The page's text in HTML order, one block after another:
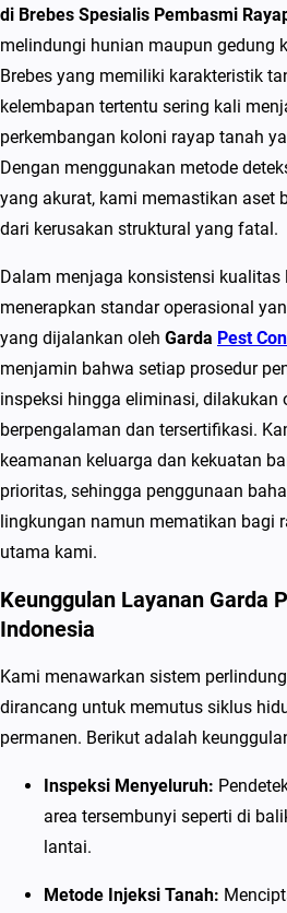
n
t
r
o
l
d
i
B
e
b
e
s
S
p
e
s
i
a
l
i
P
e
m
di Brebes Spesialis Pembasmi
melindungi hunian maupun gedung
Brebes yang memiliki karakteristik
kelembapan tertentu sering kali
perkembangan koloni rayap tanah
Dengan menggunakan metode
yang akurat, kami memastikan aset
dari kerusakan struktural yang fatal.
Dalam menjaga konsistensi kualitas
menerapkan standar operasional
yang dijalankan oleh Garda Pest
menjamin bahwa setiap prosedur
inspeksi hingga eliminasi, dilakukan
berpengalaman dan tersertifikasi.
keamanan keluarga dan kekuatan
prioritas, sehingga penggunaan
lingkungan namun mematikan bagi
utama kami.
Keunggulan Layanan Garda
Indonesia
Kami menawarkan sistem
dirancang untuk memutus siklus
permanen. Berikut adalah
Inspeksi Menyeluruh:
area tersembunyi seperti di
lantai.
Metode Injeksi Tanah: